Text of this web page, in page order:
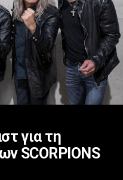
για τη
SCORPIONS